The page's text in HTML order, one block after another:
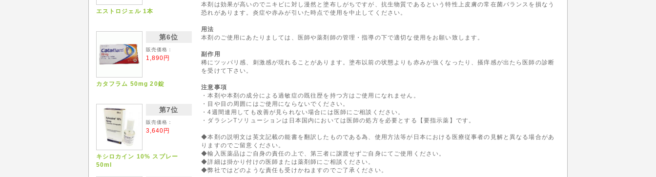
本剤は効果が高いのでニキビに対し漫然と塗布しがちですが、抗生物質であるという特性上皮膚の常在菌バランスを損なう
恐れがあります。炎症や赤みが引いた時点で使用を中止してください。
用法
本剤のご使用にあたりましては、医師や薬剤師の管理・指導の下で適切な使用をお願い致します。
副作用
稀にツッパリ感、刺激感が現れることがあります。塗布以前の状態よりも赤みが強くなったり、掻痒感が出たら医師の診断
を受けて下さい。
注意事項
・本剤や本剤の成分による過敏症の既往歴を持つ方はご使用になれません。
・目や目の周囲にはご使用にならないでください。
・4週間連用しても改善が見られない場合には医師にご相談ください。
・ダラシンTソリューションは日本国内においては医師の処方を必要とする【要指示薬】です。
◆本剤の説明文は英文記載の能書を翻訳したものである為、使用方法等が日本における医療従事者の見解と異なる場合があ
りますのでご留意ください。
◆輸入医薬品はご自身の責任の上で、第三者に譲渡せずご自身にてご使用ください。
◆詳細は掛かり付けの医師または薬剤師にご相談ください。
◆弊社ではどのような責任も受けかねますのでご了承ください。
エストロジェル 1本
第6位
販売価格：
1,890円
カタフラム 50mg 20錠
第7位
販売価格：
3,640円
キシロカイン 10% スプレー
50ml